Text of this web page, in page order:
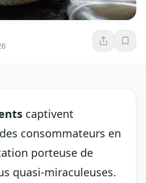
captivent
consommateurs en
porteuse de
quasi-miraculeuses.